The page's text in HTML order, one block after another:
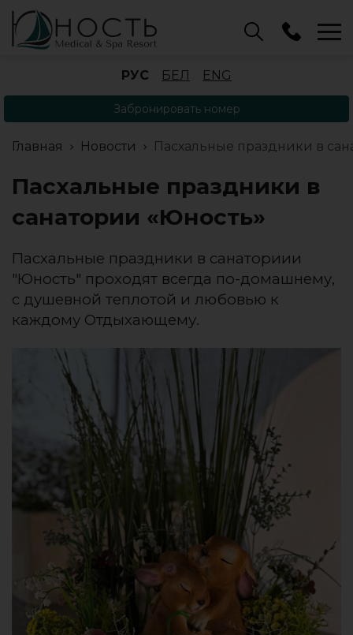
Бассейн
+375 (17) 503 93 22
Аренда беседок
+375 (33) 902 35 07
Отдел бронирования
+375 (17) 503 91 10
РУС БЕЛ ENG
Забронировать номер
Главная Новости Пасхальные праздники в
Пасхальные праздники в
санатории «Юность»
Пасхальные праздники в санаториии
"Юность" проходят всегда по-домашнему,
с душевной теплотой и любовью к
каждому Отдыхающему.